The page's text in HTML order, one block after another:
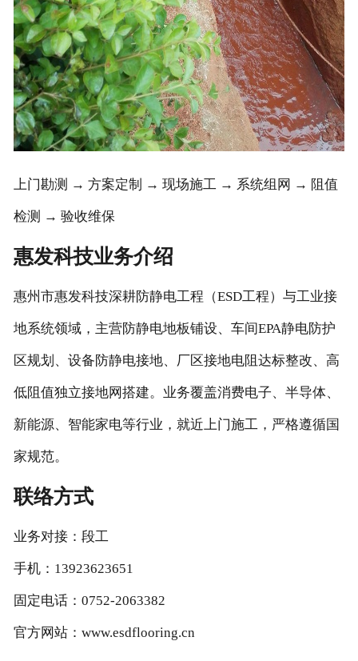
上门勘测 → 方案定制 → 现场施工 → 系统组网 → 阻值
检测 → 验收维保
惠发科技业务介绍
惠州市惠发科技深耕防静电工程（ESD工程）与工业接
地系统领域，主营防静电地板铺设、车间EPA静电防护
区规划、设备防静电接地、厂区接地电阻达标整改、高
低阻值独立接地网搭建。业务覆盖消费电子、半导体、
新能源、智能家电等行业，就近上门施工，严格遵循国
家规范。
联络方式
业务对接：段工
手机：13923623651
固定电话：0752-2063382
官方网站：www.esdflooring.cn